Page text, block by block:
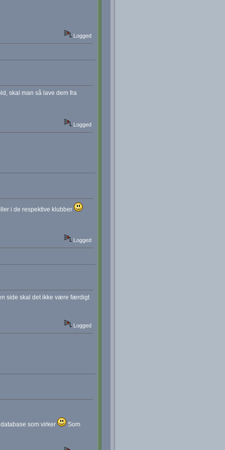
Logged
skal man så lave dem fra
Logged
i de respektive klubber
Logged
side skal det ikke være færdigt
Logged
som virker
Som